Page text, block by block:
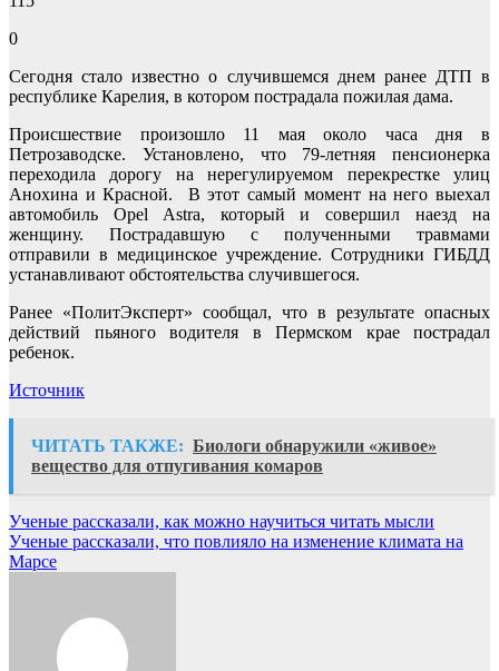
0
Сегодня стало известно о случившемся днем ранее ДТП в
республике Карелия, в котором пострадала пожилая дама.
Происшествие произошло 11 мая около часа дня в
Петрозаводске. Установлено, что 79-летняя пенсионерка
переходила дорогу на нерегулируемом перекрестке улиц
Анохина и Красной. В этот самый момент на него выехал
автомобиль Opel Astra, который и совершил наезд на
женщину. Пострадавшую с полученными травмами
отправили в медицинское учреждение. Сотрудники ГИБДД
устанавливают обстоятельства случившегося.
Ранее «ПолитЭксперт» сообщал, что в результате опасных
действий пьяного водителя в Пермском крае пострадал
ребенок.
Источник
ЧИТАТЬ ТАКЖЕ: Биологи обнаружили «живое»
вещество для отпугивания комаров
Навигация
по
Ученые рассказали, как можно научиться читать мысли
Ученые рассказали, что повлияло на изменение климата на
Марсе